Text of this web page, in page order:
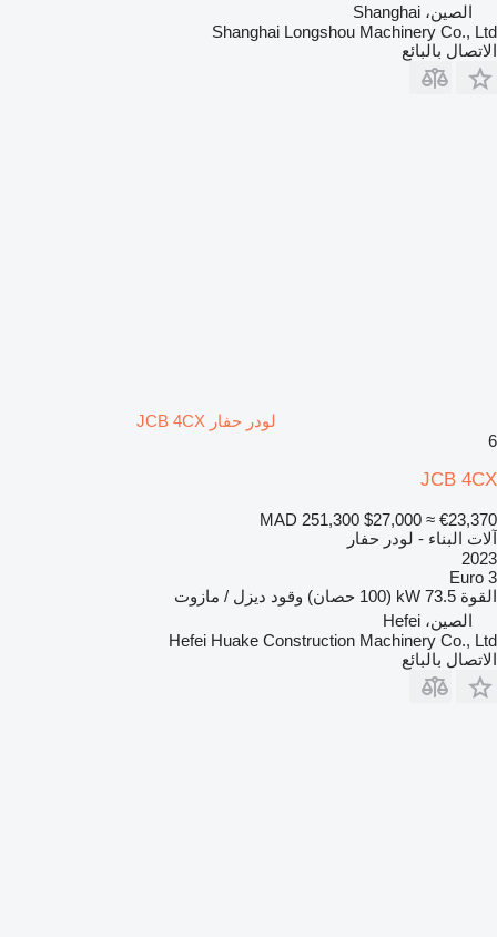
الصين، Shanghai
Shanghai Longshou Machinery Co., Ltd
الاتصال بالبائع
لودر حفار JCB 4CX
6
JCB 4CX
MAD 251,300 $27,000 ≈ €23,370
آلات البناء - لودر حفار
2023
Euro 3
القوة 73.5 kW (100 حصان) وقود ديزل / مازوت
الصين، Hefei
Hefei Huake Construction Machinery Co., Ltd
الاتصال بالبائع